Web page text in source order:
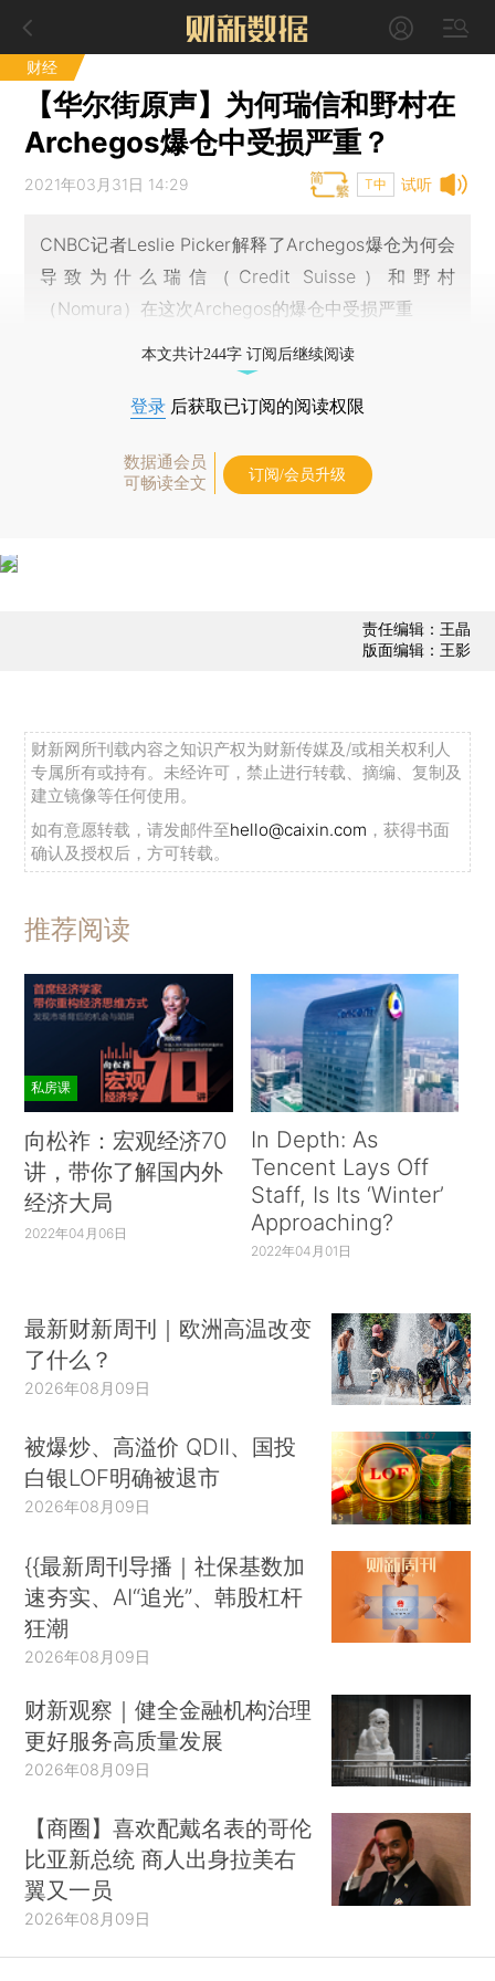
财经
【华尔街原声】为何瑞信和野村在
Archegos爆仓中受损严重？
试听
2021年03月31日 14:29 T中
CNBC记者Leslie Picker解释了Archegos爆仓为何会
导致为什么瑞信（Credit Suisse）和野村
（Nomura）在这次Archegos的爆仓中受损严重
本文共计244字 订阅后继续阅读
登录 后获取已订阅的阅读权限
数据通会员
可畅读全文
订阅/会员升级
责任编辑：王晶
版面编辑：王影
财新网所刊载内容之知识产权为财新传媒及/或相关权利人
专属所有或持有。未经许可，禁止进行转载、摘编、复制及
建立镜像等任何使用。
如有意愿转载，请发邮件至hello@caixin.com ，获得书面
确认及授权后，方可转载。
推荐阅读
私房课
向松祚：宏观经济70
讲，带你了解国内外
经济大局
2022年04月06日
In Depth: As
Tencent Lays Off
Staff, Is Its ‘Winter’
Approaching?
2022年04月01日
最新财新周刊｜欧洲高温改变
了什么？
2026年08月09日
被爆炒、高溢价 QDII、国投
白银LOF明确被退市
2026年08月09日
{{最新周刊导播｜社保基数加
速夯实、AI“追光”、韩股杠杆
狂潮
2026年08月09日
财新观察｜健全金融机构治理
更好服务高质量发展
2026年08月09日
【商圈】喜欢配戴名表的哥伦
比亚新总统 商人出身拉美右
翼又一员
2026年08月09日